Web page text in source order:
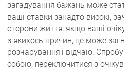
загадування бажань може
ваші ставки занадто високі,
сторони життя, якщо ваші
з якихось причин, це може
розчарування і відчаю.
собою, переключитися з